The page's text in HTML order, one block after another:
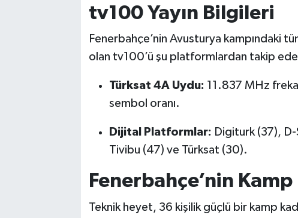
tv100 Yayın Bilgileri
Fenerbahçe’nin Avusturya kampındaki
olan tv100’ü şu platformlardan takip
Türksat 4A Uydu: 11.837 MHz
sembol oranı.
Dijital Platformlar: Digiturk (37),
Tivibu (47) ve Türksat (30).
Fenerbahçe’nin
Teknik heyet, 36 kişilik güçlü bir kamp